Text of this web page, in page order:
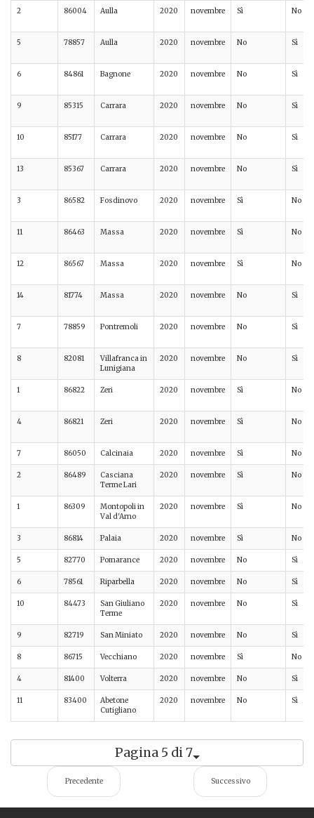
2 86004 Aulla 2020 novembre Sì No
5 78857 Aulla 2020 novembre No Sì
6 84861 Bagnone 2020 novembre No Sì
9 85315 Carrara 2020 novembre No Sì
10 85177 Carrara 2020 novembre No Sì
13 85367 Carrara 2020 novembre No Sì
3 86582 Fosdinovo 2020 novembre Sì No
11 86463 Massa 2020 novembre Sì No
12 86567 Massa 2020 novembre Sì No
14 81774 Massa 2020 novembre No Sì
7 78859 Pontremoli 2020 novembre No Sì
8 82081
Villafranca in
Lunigiana
2020 novembre No Sì
1 86822 Zeri 2020 novembre Sì No
4 86821 Zeri 2020 novembre Sì No
7 86050 Calcinaia 2020 novembre Sì No
2 86489
Casciana
Terme Lari
2020 novembre Sì No
1 86309
Montopoli in
Val d'Arno
2020 novembre Sì No
3 86814 Palaia 2020 novembre Sì No
5 82770 Pomarance 2020 novembre No Sì
6 78561 Riparbella 2020 novembre No Sì
10 84473
San Giuliano
Terme
2020 novembre No Sì
9 82719 San Miniato 2020 novembre No Sì
8 86715 Vecchiano 2020 novembre Sì No
4 81400 Volterra 2020 novembre No Sì
11 83400
Abetone
Cutigliano
2020 novembre No Sì
Pagina 5 di 7
Precedente Successivo